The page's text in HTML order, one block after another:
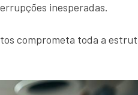
inesperadas.
comprometa toda a